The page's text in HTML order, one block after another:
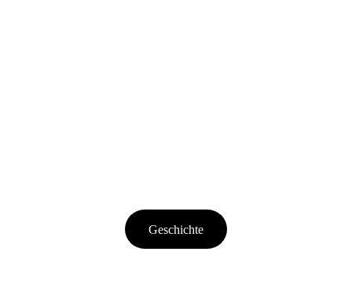
Geschichte